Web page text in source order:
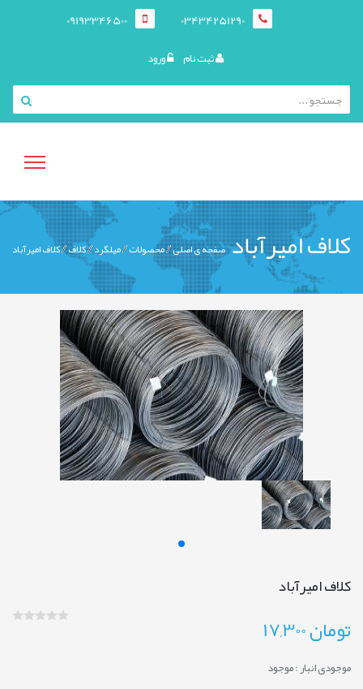
03434251290
09193346500
ثبت نام ورود
منوی
کاربری
کلاف امیرآباد صفحه ی اصلی محصولات میلگرد کلاف کلاف امیرآباد
کلاف امیرآباد
تومان
موجودی انبار :موجود